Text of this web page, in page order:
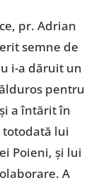
pr. Adrian
semne de
i-a dăruit un
pentru
a întărit în
lui
Poieni, și lui
A